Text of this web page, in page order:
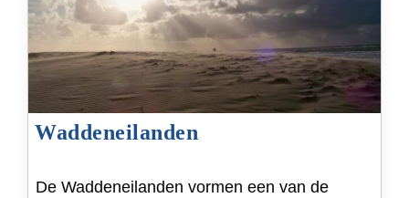
Waddeneilanden
De Waddeneilanden vormen een van de